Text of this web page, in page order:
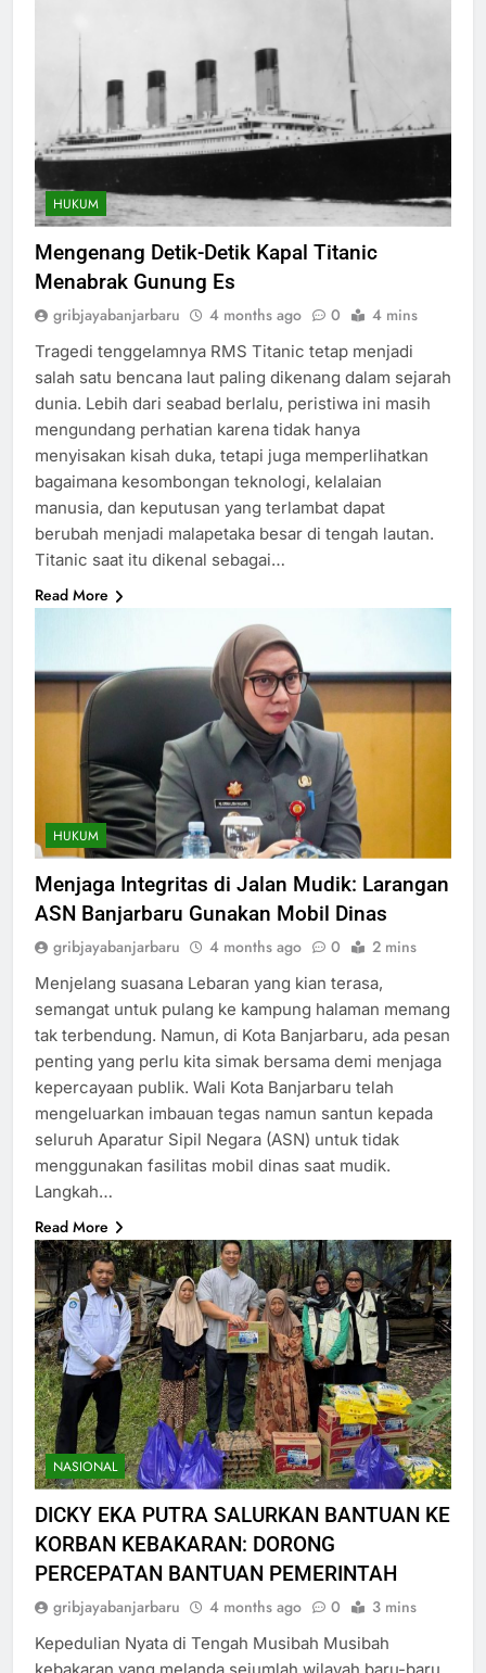
HUKUM
Mengenang Detik-Detik Kapal Titanic
Menabrak Gunung Es
gribjayabanjarbaru 4 months ago 0 4 mins
Tragedi tenggelamnya RMS Titanic tetap menjadi
salah satu bencana laut paling dikenang dalam sejarah
dunia. Lebih dari seabad berlalu, peristiwa ini masih
mengundang perhatian karena tidak hanya
menyisakan kisah duka, tetapi juga memperlihatkan
bagaimana kesombongan teknologi, kelalaian
manusia, dan keputusan yang terlambat dapat
berubah menjadi malapetaka besar di tengah lautan.
Titanic saat itu dikenal sebagai…
Read More
HUKUM
Menjaga Integritas di Jalan Mudik: Larangan
ASN Banjarbaru Gunakan Mobil Dinas
gribjayabanjarbaru 4 months ago 0 2 mins
Menjelang suasana Lebaran yang kian terasa,
semangat untuk pulang ke kampung halaman memang
tak terbendung. Namun, di Kota Banjarbaru, ada pesan
penting yang perlu kita simak bersama demi menjaga
kepercayaan publik. Wali Kota Banjarbaru telah
mengeluarkan imbauan tegas namun santun kepada
seluruh Aparatur Sipil Negara (ASN) untuk tidak
menggunakan fasilitas mobil dinas saat mudik.
Langkah…
Read More
NASIONAL
DICKY EKA PUTRA SALURKAN BANTUAN KE
KORBAN KEBAKARAN: DORONG
PERCEPATAN BANTUAN PEMERINTAH
gribjayabanjarbaru 4 months ago 0 3 mins
Kepedulian Nyata di Tengah Musibah Musibah